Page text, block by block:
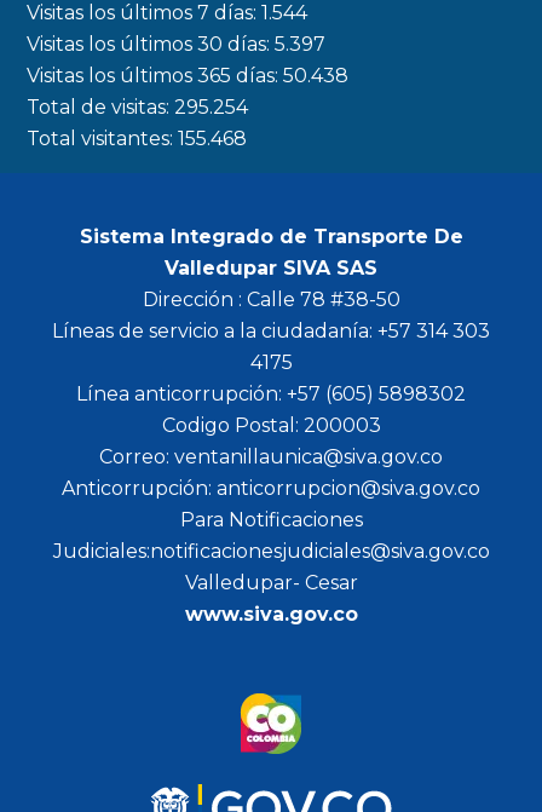
o
k
a
m
r
Visitas los últimos 7 días:1.544
Visitas los últimos 30 días:5.397
Visitas los últimos 365 días:50.438
Total de visitas:295.254
Total visitantes:155.468
Sistema Integrado de Transporte De
Valledupar SIVA SAS
Dirección : Calle 78 #38-50
Líneas de servicio a la ciudadanía: +57 314 303
4175
Línea anticorrupción: +57 (605) 5898302
Codigo Postal: 200003
Correo: ventanillaunica@siva.gov.co
Anticorrupción: anticorrupcion@siva.gov.co
Para Notificaciones
Judiciales:notificacionesjudiciales@siva.gov.co
Valledupar- Cesar
www.siva.gov.co